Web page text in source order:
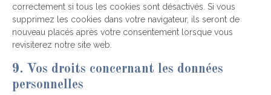
correctement si tous les cookies sont désactivés. Si vous
supprimez les cookies dans votre navigateur, ils seront de
nouveau placés après votre consentement lorsque vous
revisiterez notre site web.
9. Vos droits concernant les données
personnelles